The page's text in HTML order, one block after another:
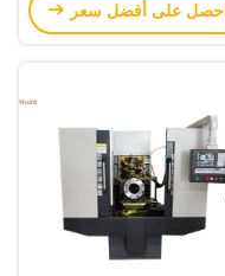
احصل على أفضل سعر